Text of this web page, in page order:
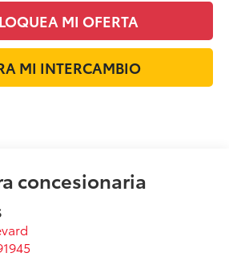
MI OFERTA
MI INTERCAMBIO
concesionaria